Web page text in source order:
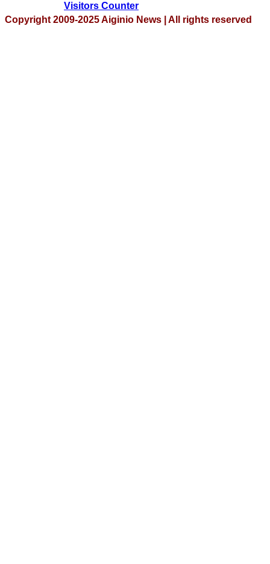
Visitors Counter
Copyright 2009-2025 Aiginio News | All rights reserved